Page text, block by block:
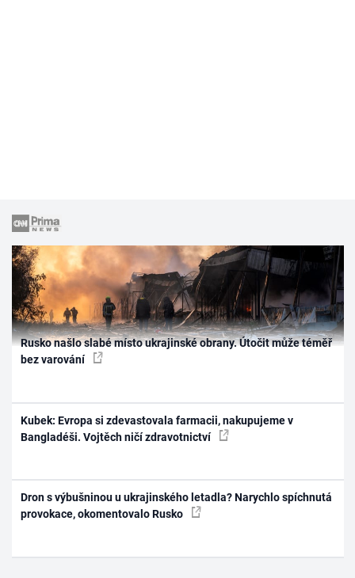
Rusko našlo slabé místo ukrajinské obrany. Útočit může téměř
bez varování
Kubek: Evropa si zdevastovala farmacii, nakupujeme v
Bangladéši. Vojtěch ničí zdravotnictví
Dron s výbušninou u ukrajinského letadla? Narychlo spíchnutá
provokace, okomentovalo Rusko